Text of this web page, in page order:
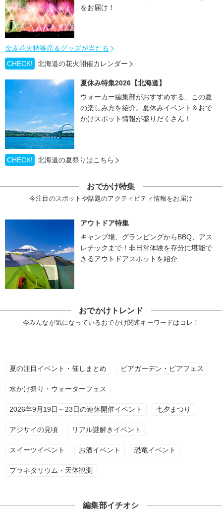
をお届け！
金麦花火特等席＆グッズが当たる
CHECK!
北海道の花火開催カレンダー
夏休み特集2026【北海道】
ウォーカー編集部がおすすめする、この夏
の楽しみ方を紹介。夏休みイベント＆おで
かけスポット情報が盛りだくさん！
CHECK! 北海道の夏祭りはこちら
おでかけ特集
今注目のスポットや話題のアクティビティ情報をお届け
アウトドア特集
キャンプ場、グランピングからBBQ、アス
レチックまで！非日常体験を存分に堪能で
きるアウトドアスポットを紹介
おでかけトレンド
今みんなが気になっているおでかけ関連キーワードはコレ！
夏の注目イベント・催しまとめ ビアガーデン・ビアフェス
水かけ祭り・ウォーターフェス
2026年9月19日～23日の連休開催イベント 七夕まつり
アジサイの見頃 リアル謎解きイベント
スイーツイベント お酒イベント 恐竜イベント
プラネタリウム・天体観測
編集部イチオシ